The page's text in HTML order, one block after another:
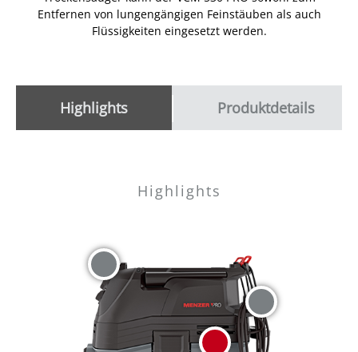
Entfernen von lungengängigen Feinstäuben als auch
Flüssigkeiten eingesetzt werden.
Highlights Produktdetails
Highlights